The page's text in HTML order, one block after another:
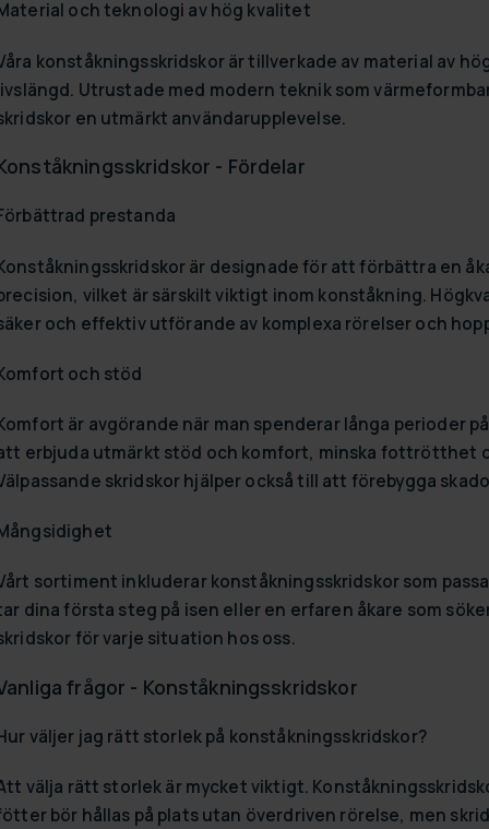
och teknologi av hög kvalitet
konståkningsskridskor är tillverkade av material av
Utrustade med modern teknik som
en utmärkt användarupplevelse.
- Fördelar
prestanda
är designade för att förbättra en
vilket är särskilt viktigt inom konståkning.
och effektiv utförande av komplexa rörelser och
och stöd
är avgörande när man spenderar långa perioder
erbjuda utmärkt stöd och komfort, minska fottrötthet
skridskor hjälper också till att förebygga
sortiment inkluderar konståkningsskridskor som
dina första steg på isen eller en erfaren åkare som
för varje situation hos oss.
frågor - Konståkningsskridskor
väljer jag rätt storlek på konståkningsskridskor?
välja rätt storlek är mycket viktigt.
bör hållas på plats utan överdriven rörelse, men